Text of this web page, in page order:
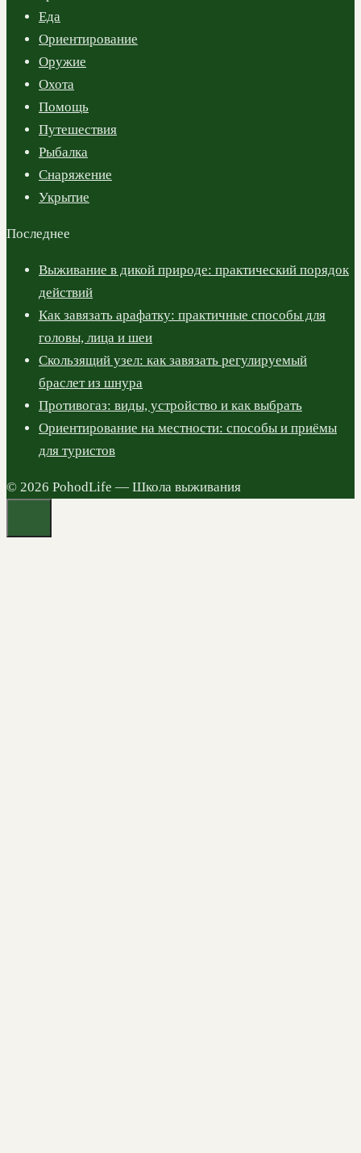
Еда
Ориентирование
Оружие
Охота
Помощь
Путешествия
Рыбалка
Снаряжение
Укрытие
Последнее
Выживание в дикой природе: практический порядок
действий
Как завязать арафатку: практичные способы для
головы, лица и шеи
Скользящий узел: как завязать регулируемый
браслет из шнура
Противогаз: виды, устройство и как выбрать
Ориентирование на местности: способы и приёмы
для туристов
© 2026 PohodLife — Школа выживания